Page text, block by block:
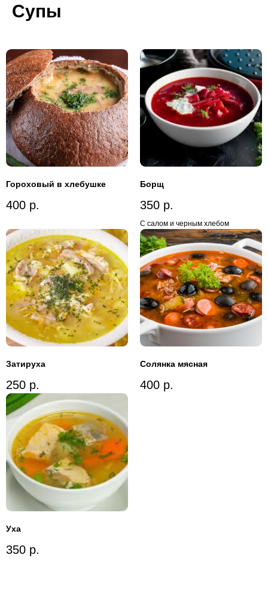
Супы
Гороховый в хлебушке
400 р.
Борщ
350 р.
С салом и черным хлебом
Затируха
250 р.
Солянка мясная
400 р.
Уха
350 р.